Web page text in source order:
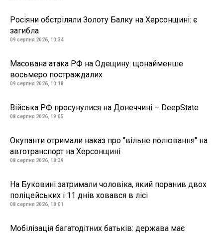
Росіяни обстріляли Золоту Балку на Херсонщині: є
загибла
09 серпня 2026, 10:34
Масована атака РФ на Одещину: щонайменше
восьмеро постраждалих
09 серпня 2026, 10:18
Війська РФ просунулися на Донеччині – DeepState
08 серпня 2026, 19:05
Окупанти отримали наказ про "вільне полювання" на
автотранспорт на Херсонщині
08 серпня 2026, 18:39
На Буковині затримали чоловіка, який поранив двох
поліцейських і 11 днів ховався в лісі
08 серпня 2026, 18:01
Мобілізація багатодітних батьків: держава має